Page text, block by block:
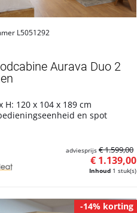
L5051292
Aurava Duo 2
H: 120 x 104 x 189 cm
en spot
Inhoud 1 stuk(s)
€ 1.139,00
adviesprijs € 1.599,00
-14% korting